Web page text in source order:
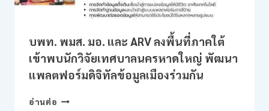
บพท. พมส. มอ. และ ARV ลงพื้นที่ภาคใต้
เข้าพบนักวิจัยเทศบาลนครหาดใหญ่ พัฒนา
แพลตฟอร์มดิจิทัลข้อมูลเมืองร่วมกัน
อ่านต่อ บพท.